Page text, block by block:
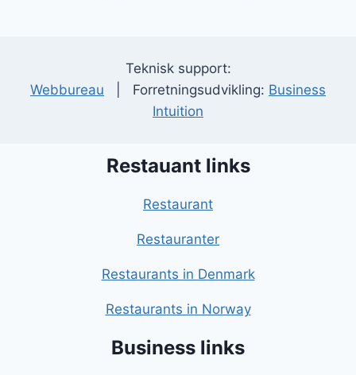
Teknisk support:
Webbureau | Forretningsudvikling: Business
Intuition
Restauant links
Restaurant
Restauranter
Restaurants in Denmark
Restaurants in Norway
Business links